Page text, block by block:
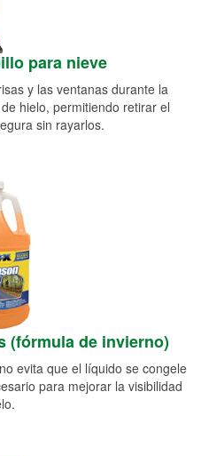
para nieve
y las ventanas durante la
hielo, permitiendo retirar el
sin rayarlos.
(fórmula de invierno)
evita que el líquido se congele
para mejorar la visibilidad